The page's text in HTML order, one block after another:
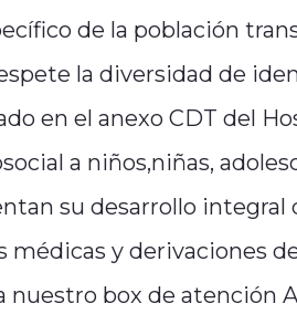
de la población
la diversidad de
en el anexo CDT del
a niños,niñas,
su desarrollo integral
y derivaciones
box de atención